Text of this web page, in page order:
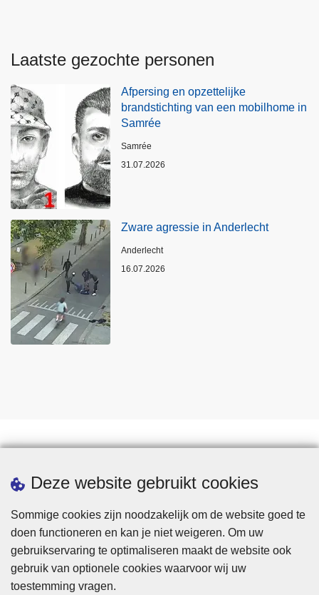
Deze website gebruikt cookies
Sommige cookies zijn noodzakelijk om de website goed te
doen functioneren en kan je niet weigeren. Om uw
gebruikservaring te optimaliseren maakt de website ook
gebruik van optionele cookies waarvoor wij uw
toestemming vragen.
Laatste gezochte personen
Afpersing en opzettelijke
brandstichting van een mobilhome in
Samrée
Plaats
Samrée
31.07.2026
Zware agressie in Anderlecht
Plaats
Anderlecht
16.07.2026